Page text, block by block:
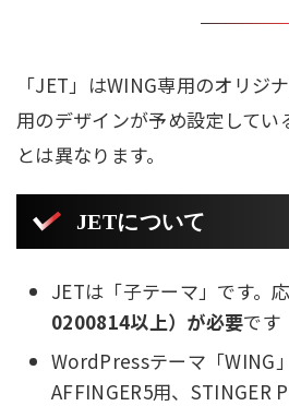
「JET」はWING専用のオリジ
用のデザインが予め設定して
とは異なります。
JETについて
JETは「子テーマ」です。
0200814以上）が必要です
WordPressテーマ「WING
AFFINGER5用、STINGER